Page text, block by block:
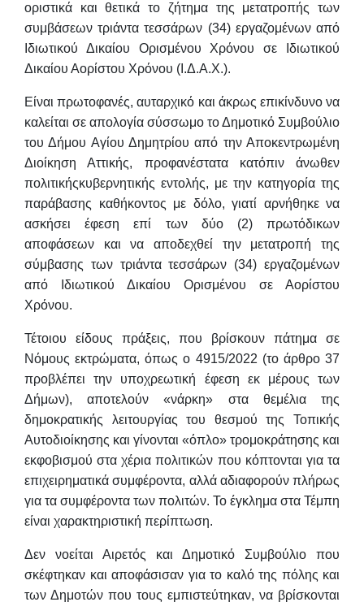
οριστικά και θετικά το ζήτημα της μετατροπής των
συμβάσεων τριάντα τεσσάρων (34) εργαζομένων από
Ιδιωτικού Δικαίου Ορισμένου Χρόνου σε Ιδιωτικού
Δικαίου Αορίστου Χρόνου (Ι.Δ.Α.Χ.).
Είναι πρωτοφανές, αυταρχικό και άκρως επικίνδυνο να
καλείται σε απολογία σύσσωμο το Δημοτικό Συμβούλιο
του Δήμου Αγίου Δημητρίου από την Αποκεντρωμένη
Διοίκηση Αττικής, προφανέστατα κατόπιν άνωθεν
πολιτικήςκυβερνητικής εντολής, με την κατηγορία της
παράβασης καθήκοντος με δόλο, γιατί αρνήθηκε να
ασκήσει έφεση επί των δύο (2) πρωτόδικων
αποφάσεων και να αποδεχθεί την μετατροπή της
σύμβασης των τριάντα τεσσάρων (34) εργαζομένων
από Ιδιωτικού Δικαίου Ορισμένου σε Αορίστου
Χρόνου.
Τέτοιου είδους πράξεις, που βρίσκουν πάτημα σε
Νόμους εκτρώματα, όπως ο 4915/2022 (το άρθρο 37
προβλέπει την υποχρεωτική έφεση εκ μέρους των
Δήμων),αποτελούν «νάρκη» στα θεμέλια της
δημοκρατικής λειτουργίας του θεσμού της Τοπικής
Αυτοδιοίκησης και γίνονται «όπλο» τρομοκράτησης και
εκφοβισμού σταχέρια πολιτικών που κόπτονται για τα
επιχειρηματικά συμφέροντα, αλλά αδιαφορούν πλήρως
για τα συμφέροντα των πολιτών. Το έγκλημα στα Τέμπη
είναι χαρακτηριστική περίπτωση.
Δεν νοείται Αιρετός και Δημοτικό Συμβούλιο που
σκέφτηκαν και αποφάσισαν για το καλό της πόλης και
των Δημοτών που τους εμπιστεύτηκαν, να βρίσκονται